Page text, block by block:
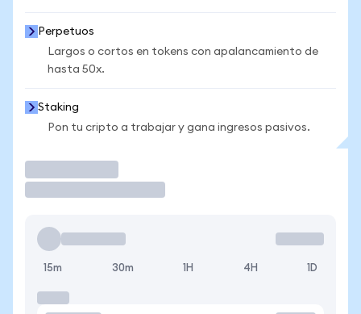
Perpetuos
Largos o cortos en tokens con apalancamiento de
hasta 50x.
Staking
Pon tu cripto a trabajar y gana ingresos pasivos.
15m 30m 1H 4H 1D